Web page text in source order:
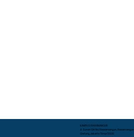
KAMPUS RAWAMANGUN
Jl. Sunan Giri No.1 Rawamangun,
Gadung, Jakarta Timur 13220